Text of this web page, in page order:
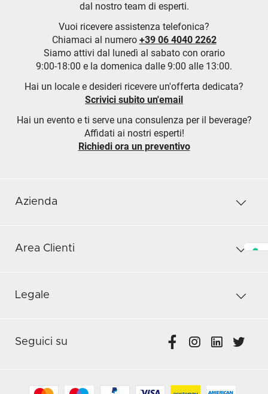
dal nostro team di esperti.
Vuoi ricevere assistenza telefonica?
Chiamaci al numero +39 06 4040 2262
Siamo attivi dal lunedì al sabato con orario
9:00-18:00 e la domenica dalle 9:00 alle 13:00.
Hai un locale e desideri ricevere un'offerta dedicata?
Scrivici subito un'email
Hai un evento e ti serve una consulenza per il beverage?
Affidati ai nostri esperti!
Richiedi ora un preventivo
Azienda
Area Clienti
Legale
Seguici su